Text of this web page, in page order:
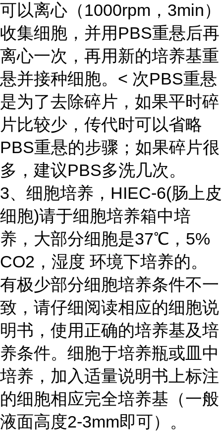
可以离心（1000rpm，3min）
收集细胞，并用PBS重悬后再
离心一次，再用新的培养基重
悬并接种细胞。< 次PBS重悬
是为了去除碎片，如果平时碎
片比较少，传代时可以省略
PBS重悬的步骤；如果碎片很
多，建议PBS多洗几次。
3、细胞培养， HIEC-6(肠上皮
细胞)请于细胞培养箱中培
养，大部分细胞是37℃，5%
CO2，湿度 环境下培养的。
有极少部分细胞培养条件不一
致，请仔细阅读相应的细胞说
明书，使用正确的培养基及培
养条件。细胞于培养瓶或皿中
培养，加入适量说明书上标注
的细胞相应完全培养基（一般
液面高度2-3mm即可）。